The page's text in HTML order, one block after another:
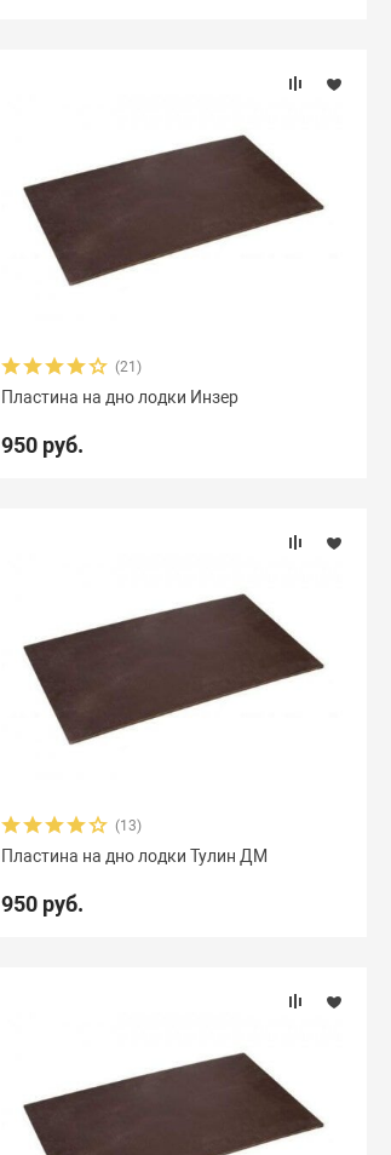
(21)
Пластина на дно лодки Инзер
950 руб.
(13)
Пластина на дно лодки Тулин ДМ
950 руб.